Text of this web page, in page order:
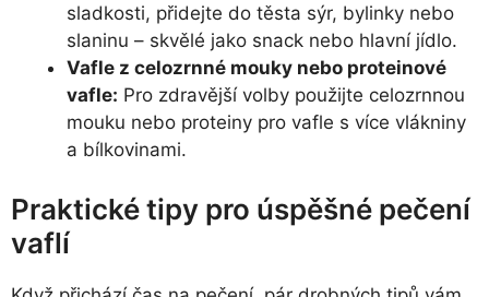
sladkosti, přidejte do těsta sýr, bylinky nebo
slaninu – skvělé jako snack nebo hlavní jídlo.
Vafle z celozrnné mouky nebo proteinové
vafle: Pro zdravější volby použijte celozrnnou
mouku nebo proteiny pro vafle s více vlákniny
a bílkovinami.
Praktické tipy pro úspěšné pečení
vaflí